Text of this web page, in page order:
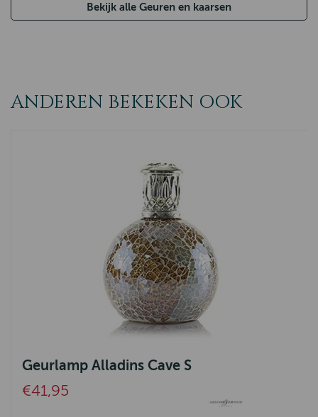
Bekijk alle Geuren en kaarsen
ANDEREN BEKEKEN OOK
Geurlamp Alladins Cave S
€41,95